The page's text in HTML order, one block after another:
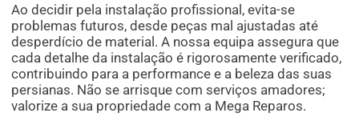
Ao decidir pela instalação profissional, evita-se
problemas futuros, desde peças mal ajustadas até
desperdício de material. A nossa equipa assegura que
cada detalhe da instalação é rigorosamente verificado,
contribuindo para a performance e a beleza das suas
persianas. Não se arrisque com serviços amadores;
valorize a sua propriedade com a Mega Reparos.